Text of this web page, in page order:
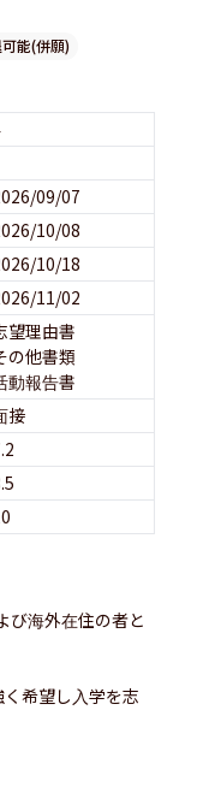
能(併願)
09/07
10/08
10/18
11/02
望理由書
の他書類
動報告書
接
び海外在住の者と
希望し入学を志